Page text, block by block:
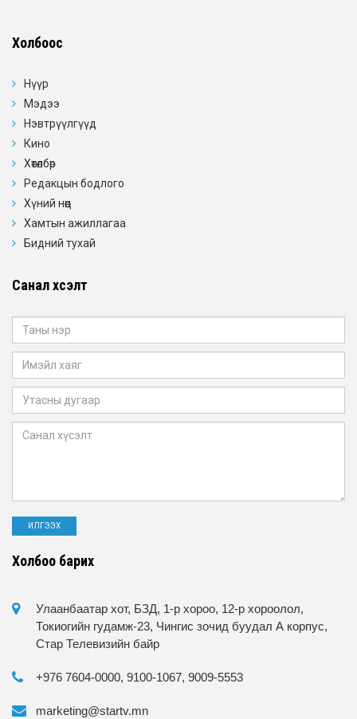
Холбоос
Нүүр
Мэдээ
Нэвтрүүлгүүд
Кино
Хөтөлбөр
Редакцын бодлого
Хүний нөөц
Хамтын ажиллагаа
Бидний тухай
Санал хүсэлт
Холбоо барих
Улаанбаатар хот, БЗД, 1-р хороо, 12-р хороолол,
Токиогийн гудамж-23, Чингис зочид буудал А корпус,
Стар Телевизийн байр
+976 7604-0000, 9100-1067, 9009-5553
marketing@startv.mn